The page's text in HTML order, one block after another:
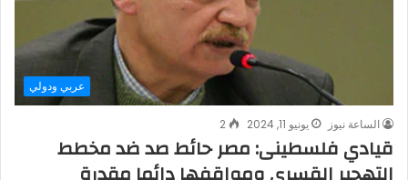
عربي ودولي
الساعة نيوز يونيو 11, 2024 2
قيادي فلسطينى: مصر حائط صد ضد مخطط